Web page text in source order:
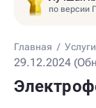
по версии
Главная / Услуги
29.12.2024